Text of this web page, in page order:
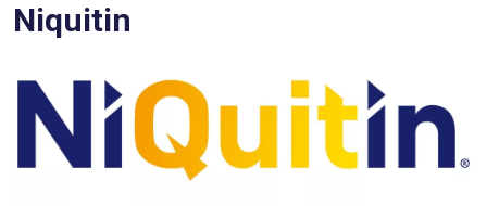
Niquitin